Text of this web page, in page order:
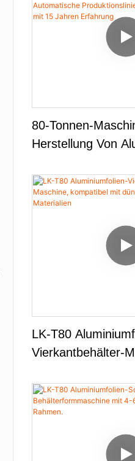
80-Tonnen-
Herstellung Von
Den Außer-Haus-
Direkt Vom
Jahren Erfahrung
LK-T80
Vierkantbehälter-
Dicken Materialien